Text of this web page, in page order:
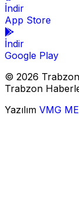
İndir
App Store
İndir
Google Play
© 2026
Trabzon
Yazılım VMG